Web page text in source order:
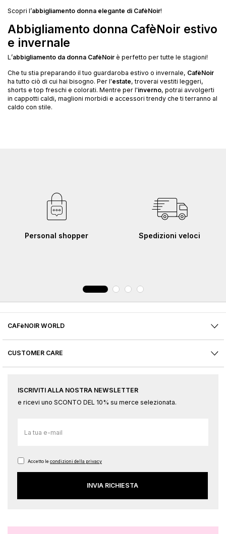
Scopri l’abbigliamento donna elegante di CafèNoir!
Abbigliamento donna CafèNoir estivo
e invernale
L’abbigliamento da donna CafèNoir è perfetto per tutte le stagioni!
Che tu stia preparando il tuo guardaroba estivo o invernale, CafèNoir
ha tutto ciò di cui hai bisogno. Per l'estate, troverai vestiti leggeri,
shorts e top freschi e colorati. Mentre per l'inverno, potrai avvolgerti
in cappotti caldi, maglioni morbidi e accessori trendy che ti terranno al
caldo con stile.
Personal shopper Spedizioni veloci
CAFèNOIR WORLD
CUSTOMER CARE
ISCRIVITI ALLA NOSTRA NEWSLETTER
e ricevi uno SCONTO DEL 10% su merce selezionata.
alla
Newsletter:
Accetto le condizioni della privacy
INVIA RICHIESTA